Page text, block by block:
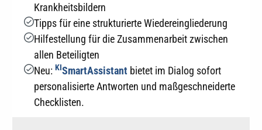
Krankheitsbildern
Tipps für eine strukturierte Wiedereingliederung
Hilfestellung für die Zusammenarbeit zwischen
allen Beteiligten
Neu: KISmartAssistantbietet im Dialog sofort
personalisierte Antworten und maßgeschneiderte
Checklisten.